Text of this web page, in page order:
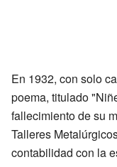
En 1932, con solo
poema, titulado
fallecimiento de su
Talleres
contabilidad con la